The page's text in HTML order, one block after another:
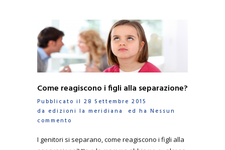
Come reagiscono i figli alla separazione?
Pubblicato il 28 Settembre 2015
da edizioni la meridiana ed ha Nessun
commento
I genitori si separano, come reagiscono i figli alla